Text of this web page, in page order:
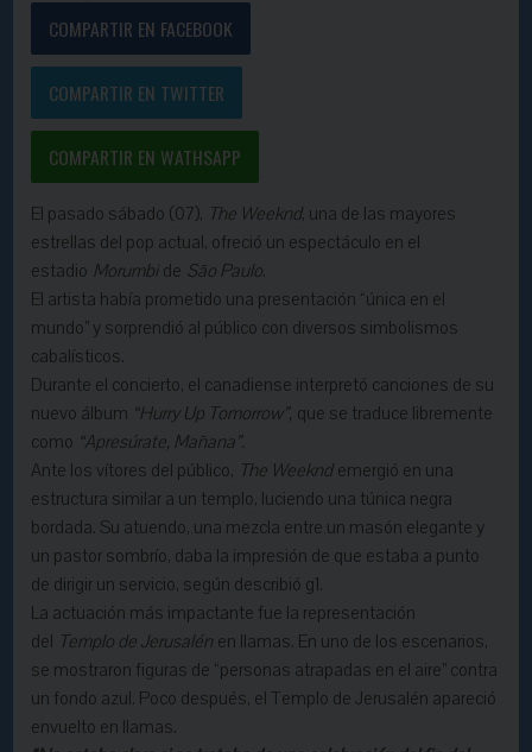
COMPARTIR EN FACEBOOK
COMPARTIR EN TWITTER
COMPARTIR EN WATHSAPP
El pasado sábado (07), The Weeknd, una de las mayores
estrellas del pop actual, ofreció un espectáculo en el
estadio Morumbi de São Paulo.
El artista había prometido una presentación “única en el
mundo” y sorprendió al público con diversos simbolismos
cabalísticos.
Durante el concierto, el canadiense interpretó canciones de su
nuevo álbum “Hurry Up Tomorrow”, que se traduce libremente
como “Apresúrate, Mañana”.
Ante los vítores del público, The Weekndemergió en una
estructura similar a un templo, luciendo una túnica negra
bordada. Su atuendo, una mezcla entre un masón elegante y
un pastor sombrío, daba la impresión de que estaba a punto
de dirigir un servicio, según describió g1.
La actuación más impactante fue la representación
del Templo de Jerusalén en llamas. En uno de los escenarios,
se mostraron figuras de “personas atrapadas en el aire” contra
un fondo azul. Poco después, el Templo de Jerusalén apareció
envuelto en llamas.